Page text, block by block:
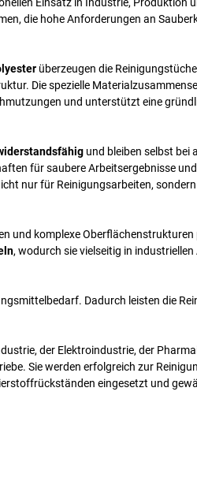
die hohe Anforderungen an
überzeugen die
Die spezielle
und unterstützt eine
und bleiben selbst bei
für saubere Arbeitsergebnisse
nur für Reinigungsarbeiten,
und komplexe
, wodurch sie vielseitig in
Dadurch leisten die
der Elektroindustrie, der
Sie werden erfolgreich zur
eingesetzt und